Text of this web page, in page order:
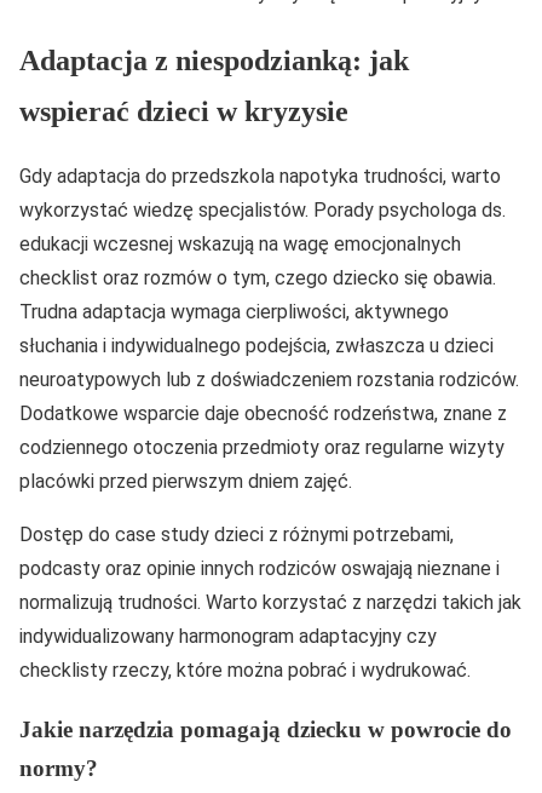
Adaptacja z niespodzianką: jak
wspierać dzieci w kryzysie
Gdy adaptacja do przedszkola napotyka trudności, warto
wykorzystać wiedzę specjalistów. Porady psychologa ds.
edukacji wczesnej wskazują na wagę emocjonalnych
checklist oraz rozmów o tym, czego dziecko się obawia.
Trudna adaptacja wymaga cierpliwości, aktywnego
słuchania i indywidualnego podejścia, zwłaszcza u dzieci
neuroatypowych lub z doświadczeniem rozstania rodziców.
Dodatkowe wsparcie daje obecność rodzeństwa, znane z
codziennego otoczenia przedmioty oraz regularne wizyty
placówki przed pierwszym dniem zajęć.
Dostęp do case study dzieci z różnymi potrzebami,
podcasty oraz opinie innych rodziców oswajają nieznane i
normalizują trudności. Warto korzystać z narzędzi takich jak
indywidualizowany harmonogram adaptacyjny czy
checklisty rzeczy, które można pobrać i wydrukować.
Jakie narzędzia pomagają dziecku w powrocie do
normy?